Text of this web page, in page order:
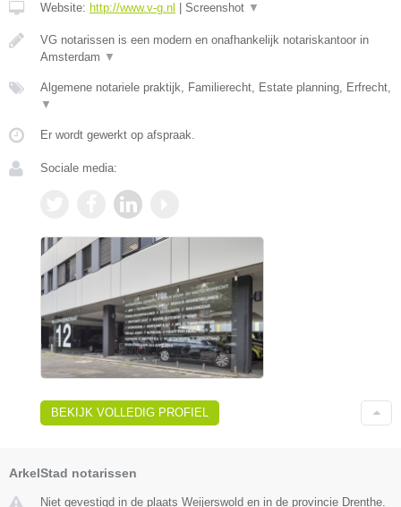
Website: http://www.v-g.nl Screenshot ▼
VG notarissen is een modern en onafhankelijk notariskantoor in
Amsterdam ▼
Algemene notariele praktijk, Familierecht, Estate planning, Erfrecht,
▼
Er wordt gewerkt op afspraak.
Sociale media:
BEKIJK VOLLEDIG PROFIEL
ArkelStad notarissen
Niet gevestigd in de plaats Weijerswold en in de provincie Drenthe.